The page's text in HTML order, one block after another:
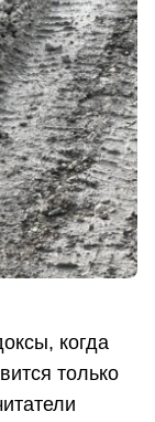
когда
только